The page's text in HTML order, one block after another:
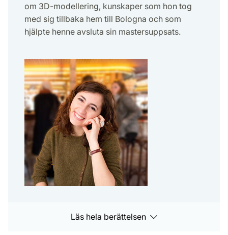
om 3D-modellering, kunskaper som hon tog
med sig tillbaka hem till Bologna och som
hjälpte henne avsluta sin mastersuppsats.
Läs hela berättelsen